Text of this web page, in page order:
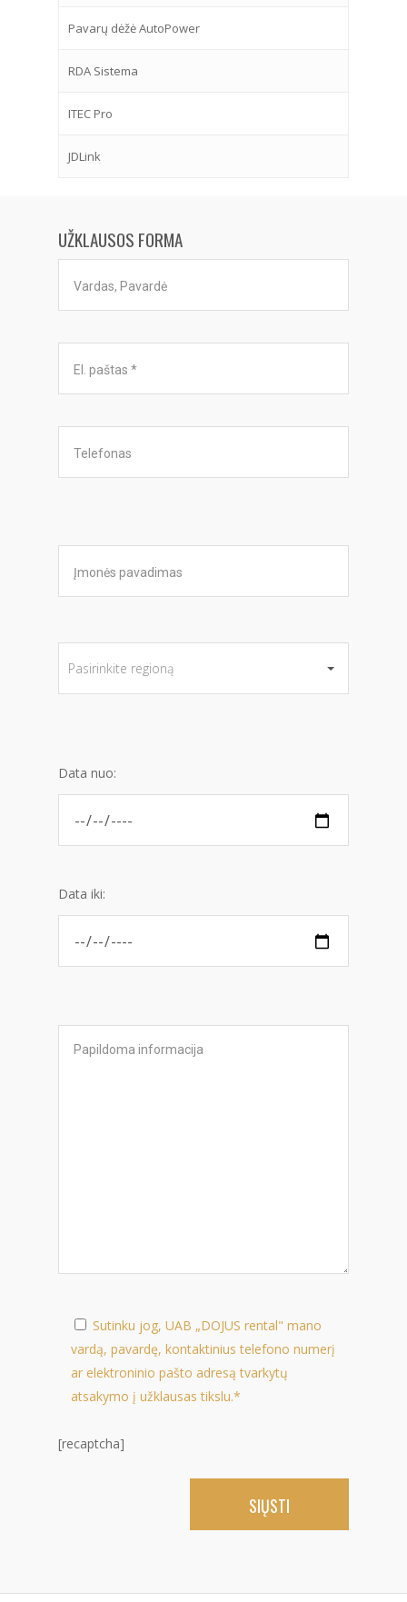
Pavarų dėžė AutoPower
RDA Sistema
ITEC Pro
JDLink
UŽKLAUSOS FORMA
Data nuo:
Data iki:
Sutinku jog, UAB „DOJUS rental" mano
vardą, pavardę, kontaktinius telefono numerį
ar elektroninio pašto adresą tvarkytų
atsakymo į užklausas tikslu.*
[recaptcha]